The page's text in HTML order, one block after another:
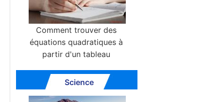
Comment trouver des
équations quadratiques à
partir d'un tableau
Science